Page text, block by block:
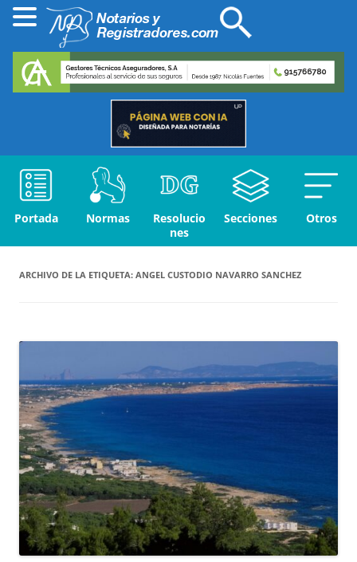
Portada Normas
Resolucio
nes
Secciones Otros
ARCHIVO DE LA ETIQUETA: ANGEL CUSTODIO NAVARRO SANCHEZ